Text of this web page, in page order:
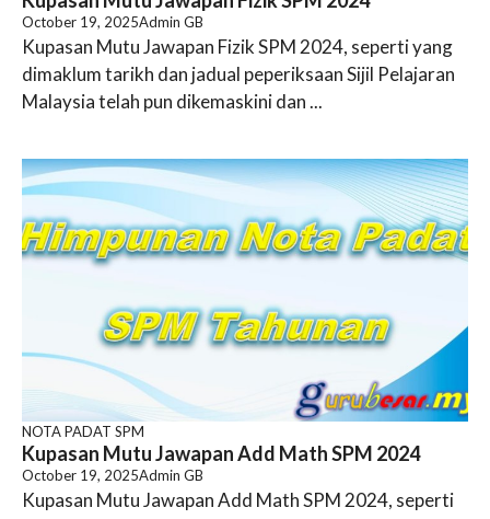
October 19, 2025Admin GB
Kupasan Mutu Jawapan Fizik SPM 2024, seperti yang
dimaklum tarikh dan jadual peperiksaan Sijil Pelajaran
Malaysia telah pun dikemaskini dan ...
NOTA PADAT SPM
Kupasan Mutu Jawapan Add Math SPM 2024
October 19, 2025Admin GB
Kupasan Mutu Jawapan Add Math SPM 2024, seperti